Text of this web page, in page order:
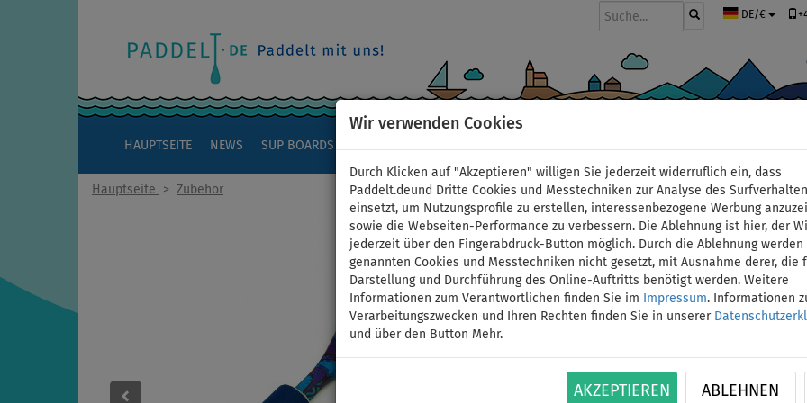
Wir verwenden Cookies
Durch Klicken auf "Akzeptieren" willigen Sie jederzeit widerruflich ein, dass
Paddelt.deund Dritte Cookies und Messtechniken zur Analyse des
einsetzt, um Nutzungsprofile zu erstellen, interessenbezogene Werbung
sowie die Webseiten-Performance zu verbessern. Die Ablehnung ist hier, der
jederzeit über den Fingerabdruck-Button möglich. Durch die Ablehnung werden
genannten Cookies und Messtechniken nicht gesetzt, mit Ausnahme derer, die
Darstellung und Durchführung des Online-Auftritts benötigt werden. Weitere
Informationen zum Verantwortlichen finden Sie im
Impressum. Informationen
Verarbeitungszwecken und Ihren Rechten finden Sie in unserer
und über den Button Mehr.
AKZEPTIEREN ABLEHNEN
DE/€
HAUPTSEITE NEWS SUP BOARDS
Hauptseite > Zubehör
Floater - Sinkschutz
ID: 12351388352
Die meisten SUP-Board Paddel schwimmen,
eine beschränkte Zeit. Dieser Paddel-
Ein Floater ist absolut notwendig, wenn Sie Ihr
Spielen…Mehr Informationen